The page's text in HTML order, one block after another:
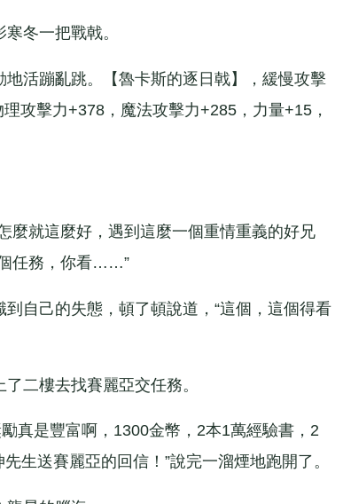
冬一把戰戟。
活蹦亂跳。【魯卡斯的逐日戟】，緩慢攻擊
攻擊力+378，魔法攻擊力+285，力量+15，
就這麼好，遇到這麼一個重情重義的好兄
個任務，你看……”
自己的失態，頓了頓說道，“這個，這個得看
二樓去找賽麗亞交任務。
是豐富啊，1300金幣，2本1萬經驗書，2
生送賽麗亞的回信！”說完一溜煙地跑開了。